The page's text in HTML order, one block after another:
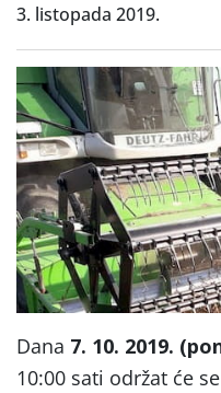
3. listopada 2019.
Dana 7. 10. 2019.
10:00 sati održat će